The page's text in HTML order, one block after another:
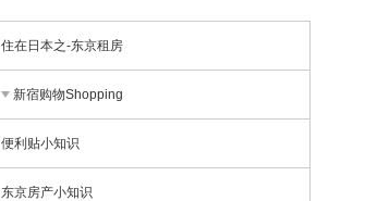
住在日本之-东京租房
新宿购物Shopping
便利贴小知识
东京房产小知识